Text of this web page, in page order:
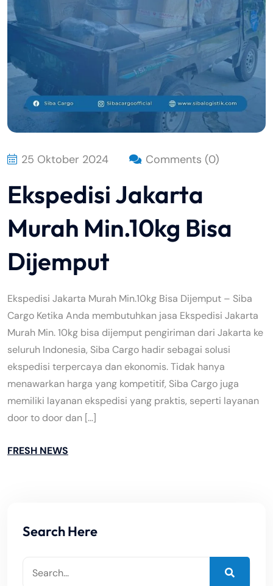
25 Oktober 2024 Comments (0)
Ekspedisi Jakarta
Murah Min.10kg Bisa
Dijemput
Ekspedisi Jakarta Murah Min.10kg Bisa Dijemput – Siba
Cargo Ketika Anda membutuhkan jasa Ekspedisi Jakarta
Murah Min. 10kg bisa dijemput pengiriman dari Jakarta ke
seluruh Indonesia, Siba Cargo hadir sebagai solusi
ekspedisi terpercaya dan ekonomis. Tidak hanya
menawarkan harga yang kompetitif, Siba Cargo juga
memiliki layanan ekspedisi yang praktis, seperti layanan
door to door dan […]
FRESH NEWS
Search Here